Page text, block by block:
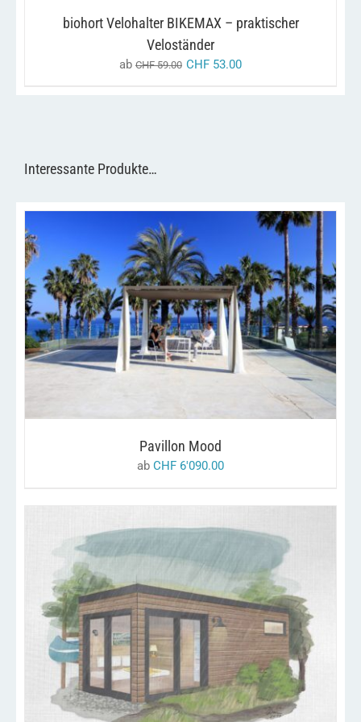
DER
PRODUKTSEITE
GEWÄHLT
WERDEN
biohort Velohalter BIKEMAX – praktischer
Veloständer
ab CHF59.00 CHF 53.00
Interessante Produkte…
AUSFÜHRUNG WÄHLEN DIESES
PRODUKT
WEIST
MEHRERE
VARIANTEN
OPTIONEN
AUF
DER
WERDEN
/ DETAILS
Pavillon Mood
ab CHF 6'090.00
IN DEN WARENKORB DETAILS